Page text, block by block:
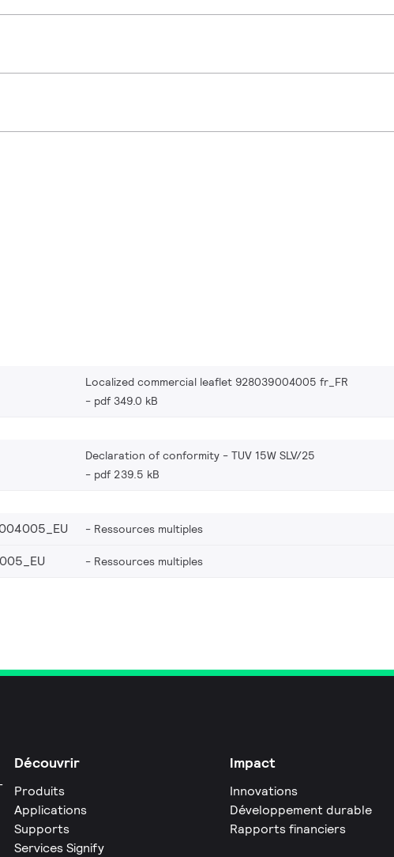
Localized commercial leaflet 928039004005 fr_FR
pdf 349.0 kB
Declaration of conformity - TUV 15W SLV/25
pdf 239.5 kB
Ressources multiples
Ressources multiples
Découvrir
Produits
Applications
Supports
Services Signify
Impact
Innovations
Développement durable
Rapports financiers